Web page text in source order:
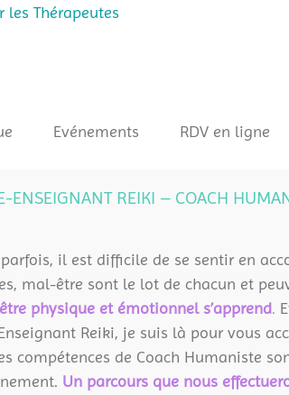
les Thérapeutes
Evénements RDV en ligne
ENSEIGNANT REIKI – COACH
il est difficile de se sentir en
mal-être sont le lot de chacun et
physique et émotionnel s’apprend.
Reiki, je suis là pour vous
compétences de Coach Humaniste
Un parcours que nous